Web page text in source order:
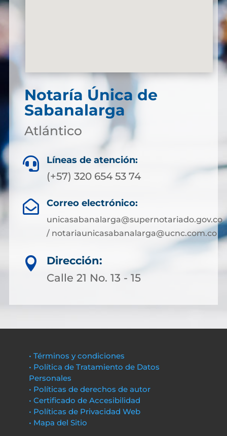
Notaría Única de
Sabanalarga
Atlántico
 Líneas de atención:
(+57) 320 654 53 74
 Correo electrónico:
unicasabanalarga@supernotariado.gov.co
/ notariaunicasabanalarga@ucnc.com.co

Dirección:
Calle 21 No. 13 - 15
• Términos y condiciones
• Política de Tratamiento de Datos
Personales
• Políticas de derechos de autor
• Certificado de Accesibilidad
• Políticas de Privacidad Web
• Mapa del Sitio